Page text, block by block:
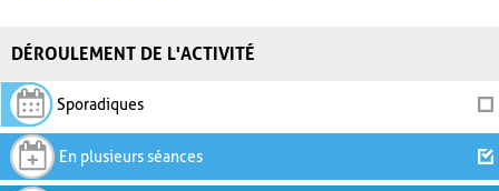
DÉROULEMENT DE L'ACTIVITÉ
Sporadiques
En plusieurs séances